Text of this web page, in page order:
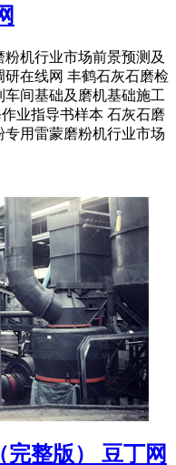
机行业市场前景预测及
在线网 丰鹤石灰石磨检
间基础及磨机基础施工
业指导书样本 石灰石磨
用雷蒙磨粉机行业市场
整版） 豆丁网